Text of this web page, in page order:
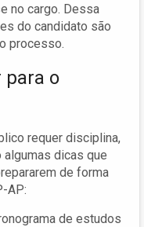
no cargo. Dessa
do candidato são
processo.
para o
requer disciplina,
dicas que
de forma
AP:
de estudos